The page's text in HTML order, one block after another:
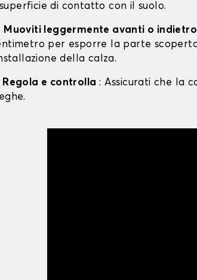
superficie di contatto con il suolo.
Muoviti leggermente avanti o
per esporre la parte
della calza.
Regola e controlla : Assicurati che la